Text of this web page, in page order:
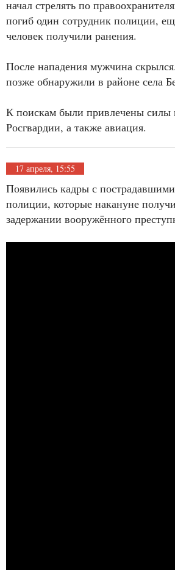
начал стрелять по
погиб один сотрудник полиции,
человек получили ранения.
После нападения мужчина
позже обнаружили в районе села
К поискам были привлечены силы
Росгвардии, а также авиация.
17 апреля, 15:55
Появились кадры с
полиции, которые накануне
задержании вооружённого